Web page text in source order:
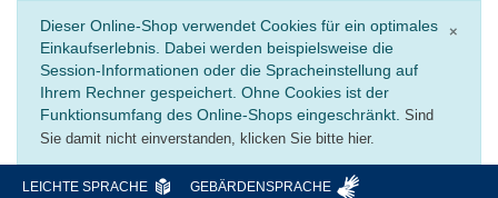
×
Dieser Online-Shop verwendet Cookies für ein optimales
Einkaufserlebnis. Dabei werden beispielsweise die
Session-Informationen oder die Spracheinstellung auf
Ihrem Rechner gespeichert. Ohne Cookies ist der
Funktionsumfang des Online-Shops eingeschränkt. Sind
Sie damit nicht einverstanden, klicken Sie bitte hier.
LEICHTE SPRACHE
GEBÄRDENSPRACHE